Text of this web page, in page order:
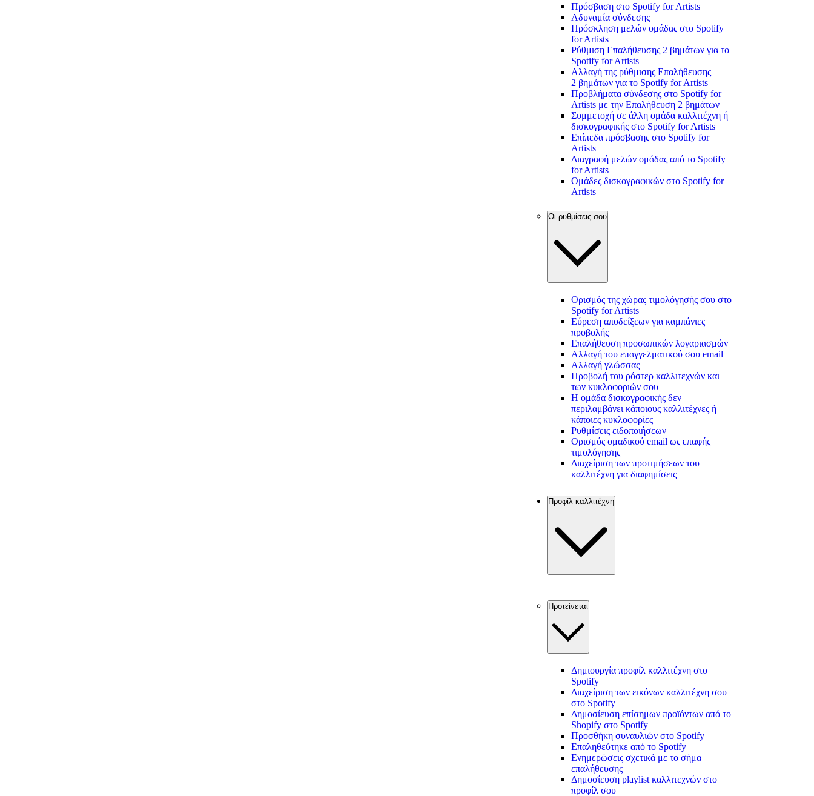
Πρόσβαση στο Spotify for Artists
Αδυναμία σύνδεσης
Πρόσκληση μελών ομάδας στο Spotify
for Artists
Ρύθμιση Επαλήθευσης 2 βημάτων για το
Spotify for Artists
Αλλαγή της ρύθμισης Επαλήθευσης
2 βημάτων για το Spotify for Artists
Προβλήματα σύνδεσης στο Spotify for
Artists με την Επαλήθευση 2 βημάτων
Συμμετοχή σε άλλη ομάδα καλλιτέχνη ή
δισκογραφικής στο Spotify for Artists
Επίπεδα πρόσβασης στο Spotify for
Artists
Διαγραφή μελών ομάδας από το Spotify
for Artists
Ομάδες δισκογραφικών στο Spotify for
Artists
Οι ρυθμίσεις σου
Ορισμός της χώρας τιμολόγησής σου στο
Spotify for Artists
Εύρεση αποδείξεων για καμπάνιες
προβολής
Επαλήθευση προσωπικών λογαριασμών
Αλλαγή του επαγγελματικού σου email
Αλλαγή γλώσσας
Προβολή του ρόστερ καλλιτεχνών και
των κυκλοφοριών σου
Η ομάδα δισκογραφικής δεν
περιλαμβάνει κάποιους καλλιτέχνες ή
κάποιες κυκλοφορίες
Ρυθμίσεις ειδοποιήσεων
Ορισμός ομαδικού email ως επαφής
τιμολόγησης
Διαχείριση των προτιμήσεων του
καλλιτέχνη για διαφημίσεις
Προφίλ καλλιτέχνη
Προτείνεται
Δημιουργία προφίλ καλλιτέχνη στο
Spotify
Διαχείριση των εικόνων καλλιτέχνη σου
στο Spotify
Δημοσίευση επίσημων προϊόντων από το
Shopify στο Spotify
Προσθήκη συναυλιών στο Spotify
Επαληθεύτηκε από το Spotify
Ενημερώσεις σχετικά με το σήμα
επαλήθευσης
Δημοσίευση playlist καλλιτεχνών στο
προφίλ σου